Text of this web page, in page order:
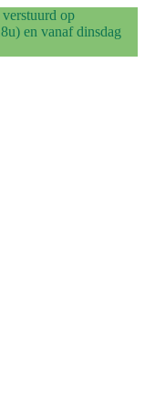
op
en vanaf dinsdag